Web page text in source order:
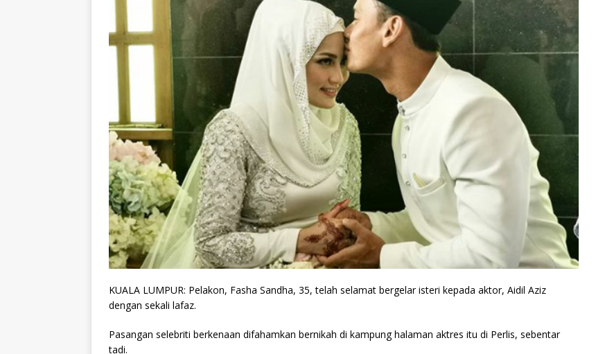
KUALA LUMPUR: Pelakon, Fasha Sandha, 35, telah selamat bergelar isteri kepada aktor, Aidil Aziz
dengan sekali lafaz.
Pasangan selebriti berkenaan difahamkan bernikah di kampung halaman aktres itu di Perlis, sebentar
tadi.